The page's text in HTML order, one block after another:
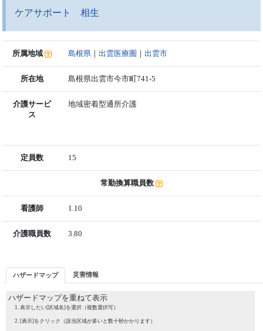
ケアサポート 相生
所属地域 島根県 ｜出雲医療圏 ｜出雲市
所在地 島根県出雲市今市町741-5
介護サービ
ス
地域密着型通所介護
定員数 15
常勤換算職員数
看護師 1.10
介護職員数 3.80
ハザードマップ 災害情報
ハザードマップを重ねて表示
表示したい[区域名]を選択（複数選択可）
[表示]をクリック（該当区域が多いと数十秒かかります）